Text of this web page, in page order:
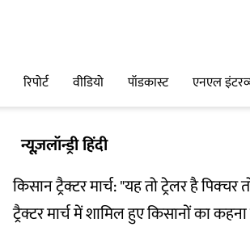
रिपोर्ट वीडियो पॉडकास्ट एनएल
न्यूज़लॉन्ड्री हिंदी
किसान ट्रैक्टर मार्च: "यह तो ट्रेलर है
ट्रैक्टर मार्च में शामिल हुए किसानों का